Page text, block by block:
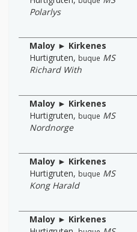
Polarlys
Maloy ► Kirkenes
Hurtigruten, buque MS
Richard With
Maloy ► Kirkenes
Hurtigruten, buque MS
Nordnorge
Maloy ► Kirkenes
Hurtigruten, buque MS
Kong Harald
Maloy ► Kirkenes